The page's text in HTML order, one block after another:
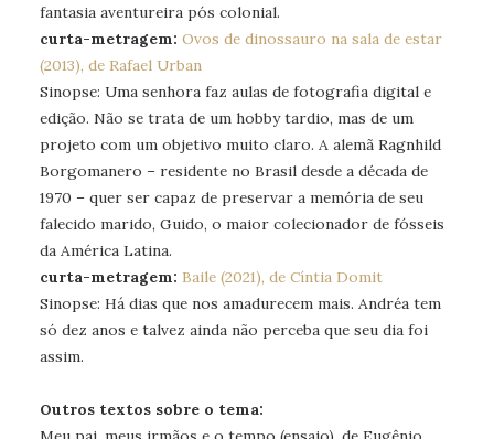
fantasia aventureira pós colonial.
curta-metragem: Ovos de dinossauro na sala de estar
(2013), de Rafael Urban
Sinopse: Uma senhora faz aulas de fotografia digital e
edição. Não se trata de um hobby tardio, mas de um
projeto com um objetivo muito claro. A alemã Ragnhild
Borgomanero – residente no Brasil desde a década de
1970 – quer ser capaz de preservar a memória de seu
falecido marido, Guido, o maior colecionador de fósseis
da América Latina.
curta-metragem: Baile (2021), de Cíntia Domit
Sinopse: Há dias que nos amadurecem mais. Andréa tem
só dez anos e talvez ainda não perceba que seu dia foi
assim.
Outros textos sobre o tema: